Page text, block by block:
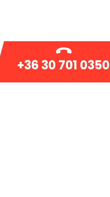
+36 30 701 0350